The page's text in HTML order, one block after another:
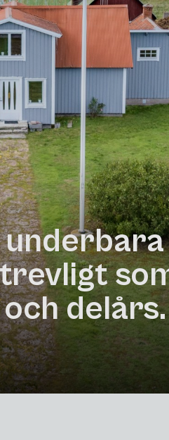
delårs.